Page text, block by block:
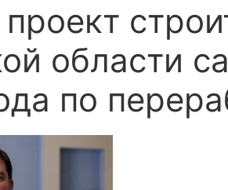
области
по